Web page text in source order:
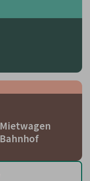
Mietwagen
Bahnhof